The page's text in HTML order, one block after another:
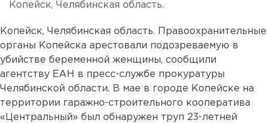
Копейск, Челябинская область.
Копейск, Челябинская область. Правоохранительные
органы Копейска арестовали подозреваемую в
убийстве беременной женщины, сообщили
агентству ЕАН в пресс-службе прокуратуры
Челябинской области. В мае в городе Копейске на
территории гаражно-строительного кооператива
«Центральный» был обнаружен труп 23-летней